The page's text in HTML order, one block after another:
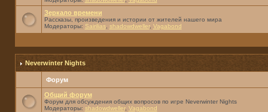
Зеркало времени
Рассказы, произведения и истории от жителей нашего мира
Модераторы: Sairilias, shadowdweller, Vagabond
Neverwinter Nights
Форум
Общий форум
Форум для обсуждения общих вопросов по игре Neverwinter Nights
Модераторы: shadowdweller, Vagabond